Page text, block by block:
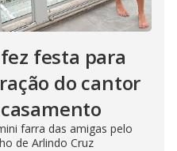
festa para
do cantor
farra das amigas pelo
de Arlindo Cruz